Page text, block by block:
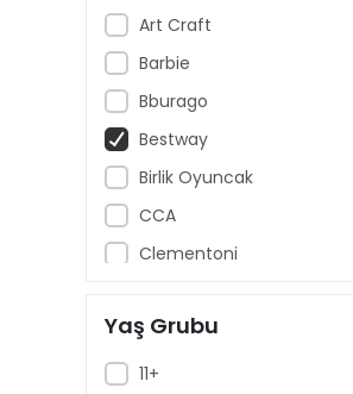
Art Craft
Barbie
Bburago
Bestway
Birlik Oyuncak
CCA
Clementoni
Dede - Fen
Dickie Toys
Yaş Grubu
11+